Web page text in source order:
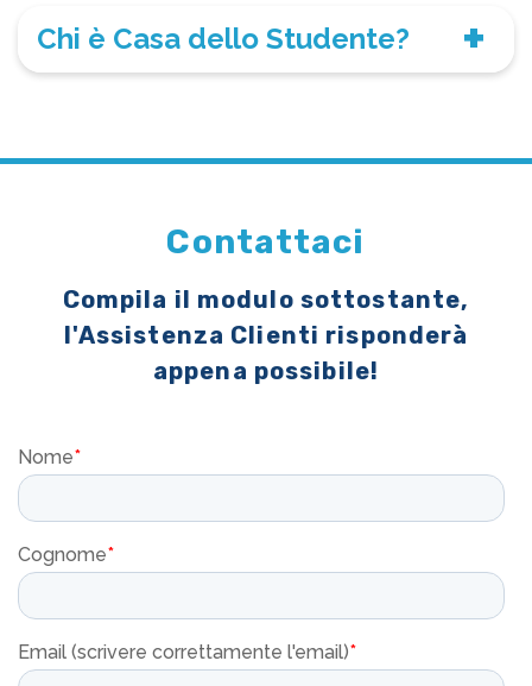
Chi è Casa dello Studente?
Contattaci
Compila il modulo sottostante,
l'Assistenza Clienti risponderà
appena possibile!